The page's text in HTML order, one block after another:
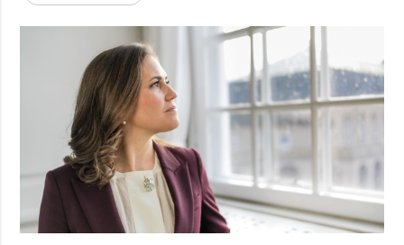
Wirtschaft
Gesellschaft und
Kultur
Sport
Kriminalität
Notstand und
personenbezogener
Daten
ZUSÄTZLICH LEISTUNGEN